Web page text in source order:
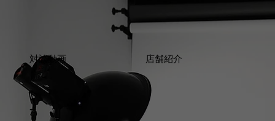
対談動画 店舗紹介